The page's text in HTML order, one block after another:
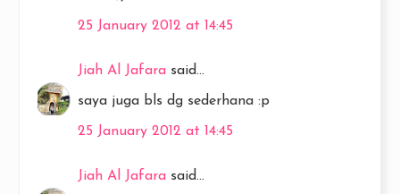
25 January 2012 at 14:45
Jiah Al Jafara said...
saya juga bls dg sederhana :p
25 January 2012 at 14:45
Jiah Al Jafara said...